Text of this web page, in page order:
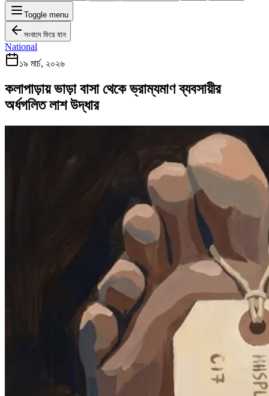
Toggle menu
সংবাদে ফিরে যান
National
১৯ মার্চ, ২০২৬
কলাপাড়ায় ভাড়া বাসা থেকে ভ্রাম্যমাণ ব্যবসায়ীর
অর্ধগলিত লাশ উদ্ধার